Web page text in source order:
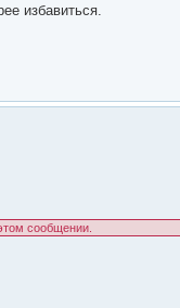
избавиться.
сообщении.